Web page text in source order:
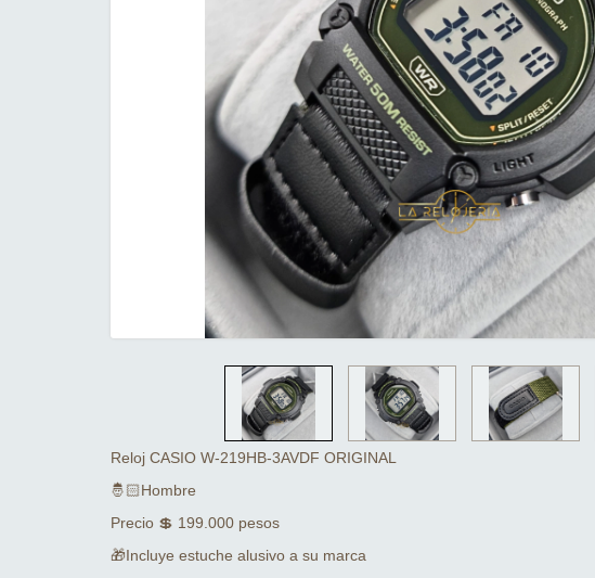
Reloj CASIO W-219HB-3AVDF ORIGINAL
🤴🏻Hombre
Precio 💲 199.000 pesos
🎁Incluye estuche alusivo a su marca